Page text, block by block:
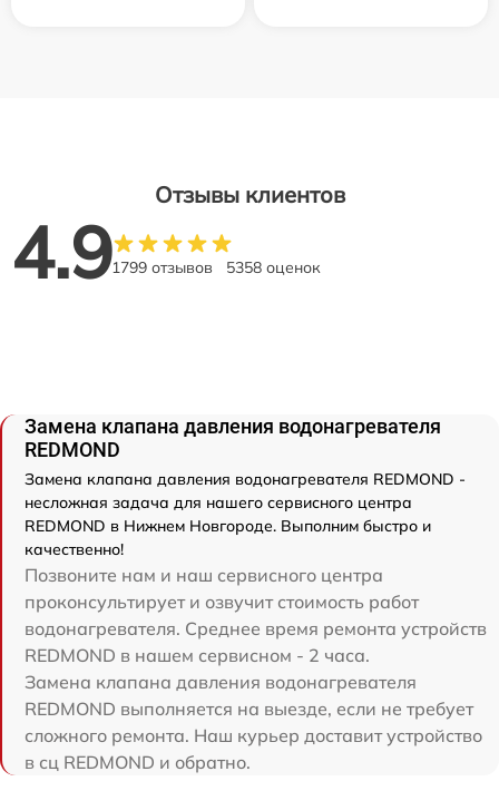
Отзывы клиентов
4.91799 отзывов 5358 оценок
Замена клапана давления водонагревателя
REDMOND
Замена клапана давления водонагревателя REDMOND -
несложная задача для нашего сервисного центра
REDMOND в Нижнем Новгороде. Выполним быстро и
качественно!
Позвоните нам и наш сервисного центра
проконсультирует и озвучит стоимость работ
водонагревателя. Среднее время ремонта устройств
REDMOND в нашем сервисном - 2 часа.
Замена клапана давления водонагревателя
REDMOND выполняется на выезде, если не требует
сложного ремонта. Наш курьер доставит устройство
в сц REDMOND и обратно.